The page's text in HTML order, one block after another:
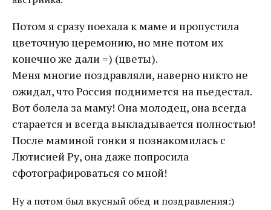
Потом я сразу поехала к маме и пропустила
цветочную церемонию, но мне потом их
конечно же дали =) (цветы).
Mеня многие поздравляли, наверно никто не
ожидал, что Россия поднимется на пьедестал.
Вот болела за маму! Она молодец, она всегда
старается и всегда выкладывается полностью!
После маминой гонки я познакомилась с
Лютисией Ру, она даже попросила
сфотографироваться со мной!
Ну а потом был вкусный обед и поздравления:)